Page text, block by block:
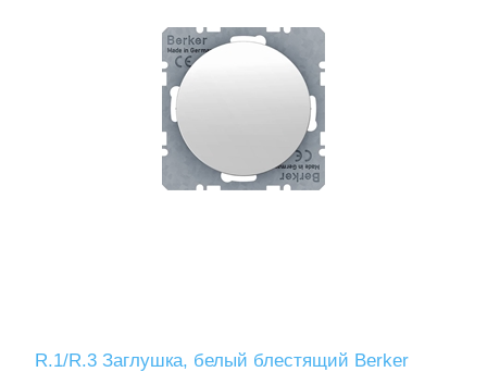
R.1/R.3 Заглушка, белый блестящий Berker